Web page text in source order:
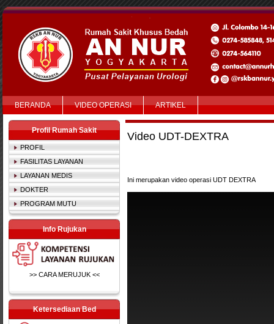
BERANDA VIDEO OPERASI ARTIKEL
Profil Rumah Sakit
PROFIL
FASILITAS LAYANAN
LAYANAN MEDIS
DOKTER
PROGRAM MUTU
Info Rujukan
>> CARA MERUJUK <<
Ketersediaan Bed
Video UDT-DEXTRA
Ini merupakan video operasi UDT DEXTRA